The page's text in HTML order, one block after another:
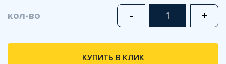
кол-во - +
КУПИТЬ В КЛИК